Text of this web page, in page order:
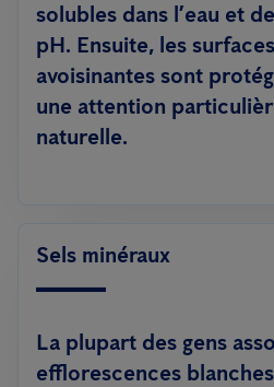
solubles dans l’eau et
pH. Ensuite, les
avoisinantes sont
une attention
naturelle.
Sels minéraux
La plupart des gens
efflorescences